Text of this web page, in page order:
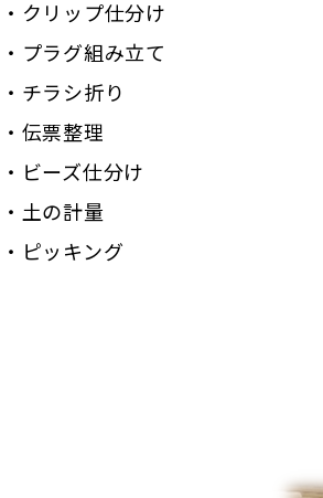
・クリップ仕分け
・プラグ組み立て
・チラシ折り
・伝票整理
・ビーズ仕分け
・土の計量
・ピッキング